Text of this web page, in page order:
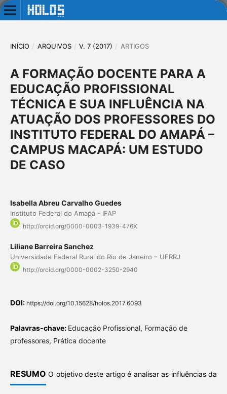
INÍCIO / ARQUIVOS / V. 7 (2017) / ARTIGOS
A FORMAÇÃO DOCENTE PARA A
EDUCAÇÃO PROFISSIONAL
TÉCNICA E SUA INFLUÊNCIA NA
ATUAÇÃO DOS PROFESSORES DO
INSTITUTO FEDERAL DO AMAPÁ –
CAMPUS MACAPÁ: UM ESTUDO
DE CASO
Isabella Abreu Carvalho Guedes
Instituto Federal do Amapá - IFAP
http://orcid.org/0000-0003-1939-476X
Liliane Barreira Sanchez
Universidade Federal Rural do Rio de Janeiro – UFRRJ
http://orcid.org/0000-0002-3250-2940
DOI: https://doi.org/10.15628/holos.2017.6093
Palavras-chave: Educação Profissional, Formação de
professores, Prática docente
RESUMO O objetivo deste artigo é analisar as influências da